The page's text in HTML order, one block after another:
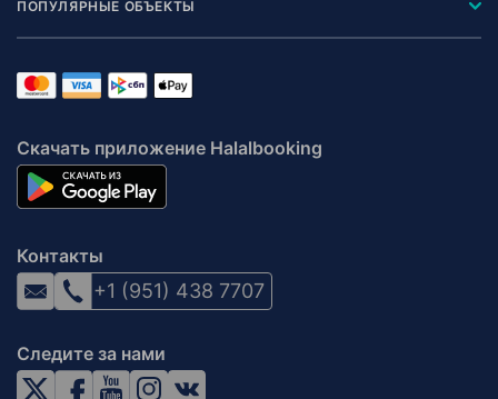
ПОПУЛЯРНЫЕ ОБЪЕКТЫ
Скачать приложение Halalbooking
Контакты
+1 (951) 438 7707
Следите за нами